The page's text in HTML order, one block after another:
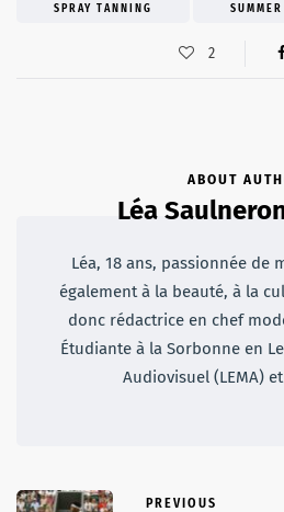
SPRAY TANNING SUMMER
2
ABOUT
Léa
Léa, 18 ans, passionnée de
également à la beauté, à la
donc rédactrice en chef
Étudiante à la Sorbonne en
Audiovisuel (LEMA)
PREVIOUS